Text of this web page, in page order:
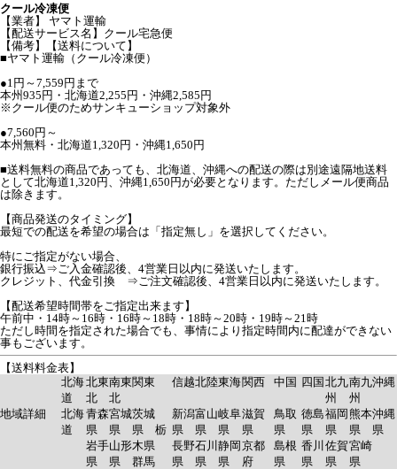
クール冷凍便
【業者】 ヤマト運輸
【配送サービス名】クール宅急便
【備考】【送料について】
■ヤマト運輸（クール冷凍便）
●1円～7,559円まで
本州935円・北海道2,255円・沖縄2,585円
※クール便のためサンキューショップ対象外
●7,560円～
本州無料・北海道1,320円・沖縄1,650円
■送料無料の商品であっても、北海道、沖縄への配送の際は別途遠隔地送料
として北海道1,320円、沖縄1,650円が必要となります。ただしメール便商品
は除きます。
【商品発送のタイミング】
最短での配送を希望の場合は「指定無し」を選択してください。
特にご指定がない場合、
銀行振込⇒ご入金確認後、4営業日以内に発送いたします。
クレジット、代金引換 ⇒ご注文確認後、4営業日以内に発送いたします。
【配送希望時間帯をご指定出来ます】
午前中・14時～16時・16時～18時・18時～20時・19時～21時
ただし時間を指定された場合でも、事情により指定時間内に配達ができない
事もございます。
【送料料金表】
北海
道
北東
北
南東
北
関東 信越北陸東海関西 中国 四国北九
州
南九
州
沖縄
地域詳細
北海
道
青森
県
岩手
県
宮城
県
山形
県
茨城
県 栃
木県
群馬
新潟
県
長野
県
富山
県
石川
県
岐阜
県
静岡
県
滋賀
県
京都
府
鳥取
県
島根
県
徳島
県
香川
県
福岡
県
佐賀
県
熊本
県
宮崎
県
沖縄
県